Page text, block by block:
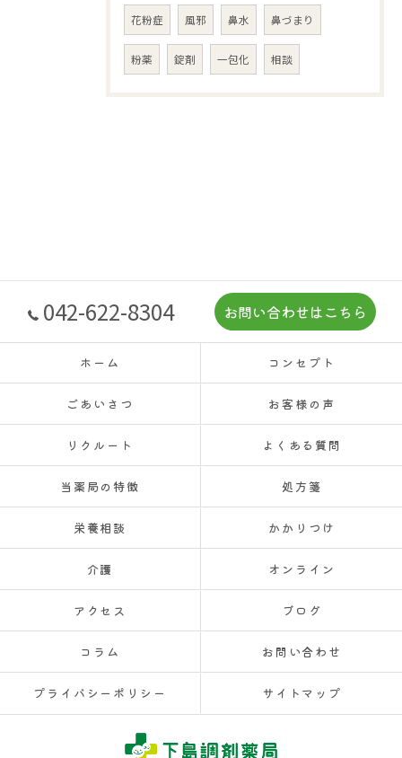
花粉症 風邪 鼻水 鼻づまり
粉薬 錠剤 一包化 相談
042-622-8304 お問い合わせはこちら
ホーム コンセプト
ごあいさつ お客様の声
リクルート よくある質問
当薬局の特徴 処方箋
栄養相談 かかりつけ
介護 オンライン
アクセス ブログ
コラム お問い合わせ
プライバシーポリシー サイトマップ